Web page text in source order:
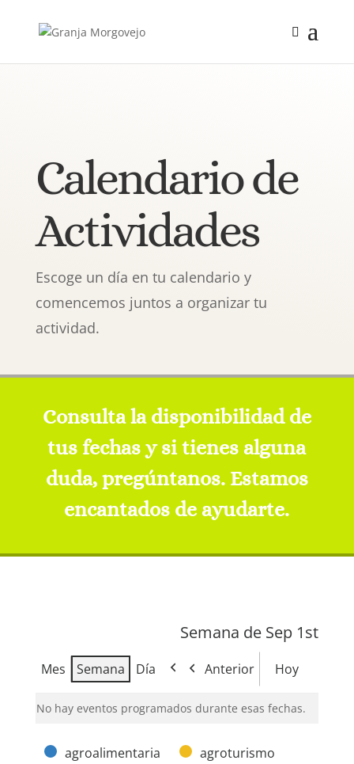
Calendario de
Actividades
Escoge un día en tu calendario y
comencemos juntos a organizar tu
actividad.
Consulta la disponibilidad de
tus fechas y si tienes alguna
duda, pregúntanos. Estamos
encantados de ayudarte.
Semana de Sep 1st
Mes Semana Día Anterior Hoy
No hay eventos programados durante esas fechas.
Categoríasagroalimentaria agroturismo